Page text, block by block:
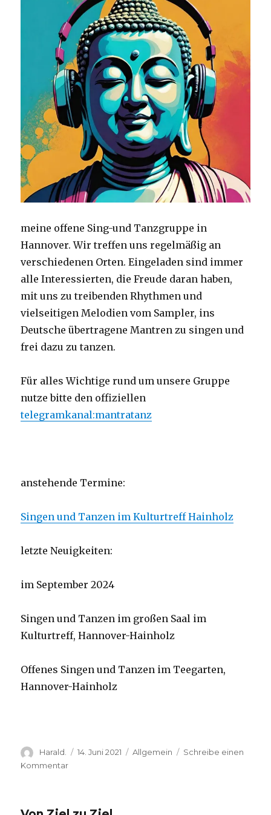
meine offene Sing-und Tanzgruppe in
Hannover. Wir treffen uns regelmäßig an
verschiedenen Orten. Eingeladen sind immer
alle Interessierten, die Freude daran haben,
mit uns zu treibenden Rhythmen und
vielseitigen Melodien vom Sampler, ins
Deutsche übertragene Mantren zu singen und
frei dazu zu tanzen.
Für alles Wichtige rund um unsere Gruppe
nutze bitte den offiziellen
telegramkanal:mantratanz
anstehende Termine:
Singen und Tanzen im Kulturtreff Hainholz
letzte Neuigkeiten:
im September 2024
Singen und Tanzen im großen Saal im
Kulturtreff, Hannover-Hainholz
Offenes Singen und Tanzen im Teegarten,
Hannover-Hainholz
Autor
Harald.
Veröffentlicht
14. Juni 2021 Kategorien
Allgemein
Schreibe einen
Kommentarzu